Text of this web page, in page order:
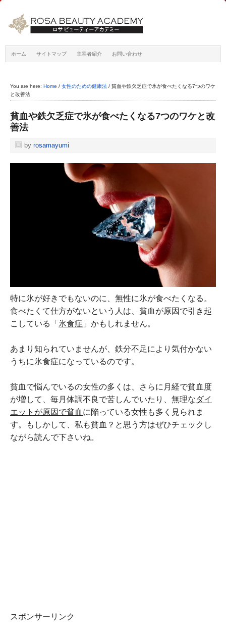
ホーム サイトマップ 主宰者紹介 お問い合わせ
You are here: Home / 女性のための健康法 / 貧血や鉄欠乏症で氷が食べたくなる7つのワケ
と改善法
貧血や鉄欠乏症で氷が食べたくなる7つのワケと改
善法
by rosamayumi
特に氷が好きでもないのに、無性に氷が食べたくなる。
食べたくて仕方がないという人は、貧血が原因で引き起
こしている「 氷食症 」かもしれません。
あまり知られていませんが、鉄分不足により気付かない
うちに氷食症になっているのです。
貧血で悩んでいるの女性の多くは、さらに月経で貧血度
が増して、毎月体調不良で苦しんでいたり、無理なダイ
エットが原因で貧血 に陥っている女性も多く見られま
す。もしかして、私も貧血？と思う方はぜひチェックし
ながら読んで下さいね。
スポンサーリンク